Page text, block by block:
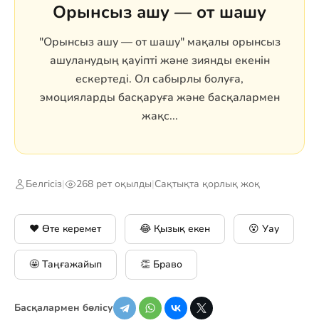
Орынсыз ашу — от шашу
"Орынсыз ашу — от шашу" мақалы орынсыз
ашуланудың қауіпті және зиянды екенін
ескертеді. Ол сабырлы болуға,
эмоцияларды басқаруға және басқалармен
жақс...
Белгісіз| 268 рет оқылды|Сақтықта қорлық жоқ
❤️ Өте керемет 😂 Қызық екен 😮 Уау
🤩 Таңғажайып 👏 Браво
Басқалармен бөлісу